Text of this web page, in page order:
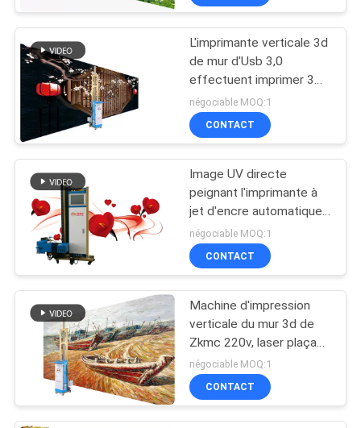
NOUS
VISITE
D'USINE
CONTRÔLE
QUALITÉ
CONTACTEZ-
NOUS
NOUVELLES
L'imprimante verticale 3d
de mur d'Usb 3,0
effectuent imprimer 3
Axises conduisant C.A.
90-246v
négociable MOQ:1
CONTACT
Image UV directe
peignant l'imprimante à
jet d'encre automatique
multicolore de mur
Machine
négociable MOQ:1
CONTACT
Machine d'impression
verticale du mur 3d de
Zkmc 220v, laser plaçant
l'imprimante de mur
négociable MOQ:1
CONTACT